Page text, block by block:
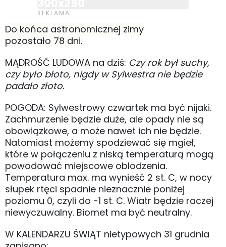
Do końca astronomicznej zimy
pozostało 78 dni.
MĄDROŚĆ LUDOWA na dziś: Czy rok był suchy,
czy było błoto, nigdy w Sylwestra nie będzie
padało złoto.
POGODA: Sylwestrowy czwartek ma być nijaki.
Zachmurzenie będzie duże, ale opady nie są
obowiązkowe, a może nawet ich nie będzie.
Natomiast możemy spodziewać się mgieł,
które w połączeniu z niską temperaturą mogą
powodować miejscowe oblodzenia.
Temperatura max. ma wynieść 2 st. C, w nocy
słupek rtęci spadnie nieznacznie poniżej
poziomu 0, czyli do -1 st. C. Wiatr będzie raczej
niewyczuwalny. Biomet ma być neutralny.
W KALENDARZU ŚWIĄT nietypowych 31 grudnia